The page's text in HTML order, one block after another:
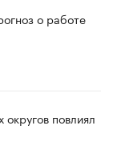
о работе
повлиял